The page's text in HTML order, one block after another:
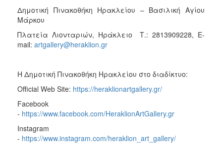
Δημοτική Πινακοθήκη Ηρακλείου – Βασιλική Αγίου
Μάρκου
Πλατεία Λιονταριών, Ηράκλειο Τ.: 2813909228, E-
mail: artgallery@heraklion.gr
Η Δημοτική Πινακοθήκη Ηρακλείου στο διαδίκτυο:
Official Web Site: https://heraklionartgallery.gr/
Facebook
- https://www.facebook.com/HeraklionArtGallery.gr
Instagram
- https://www.instagram.com/heraklion_art_gallery/